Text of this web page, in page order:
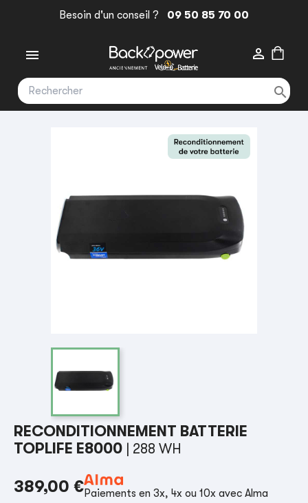
Besoin d'un conseil ? 09 50 85 70 00
 

RECONDITIONNEMENT BATTERIE
TOPLIFE E8000
| 288 WH
389,00 €Paiements en 3x, 4x ou 10x avec Alma